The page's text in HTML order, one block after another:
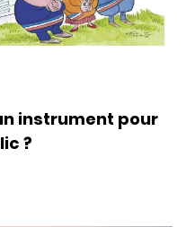
instrument pour
?